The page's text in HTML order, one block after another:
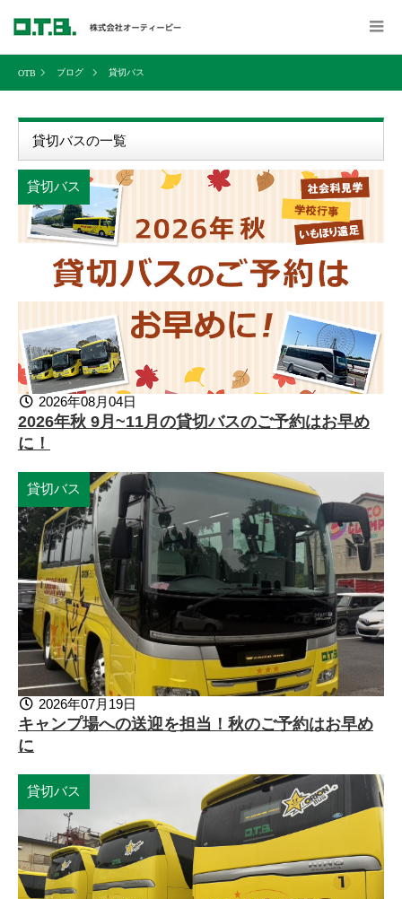
ブログ 貸切バス
貸切バスの一覧
貸切バス
2026年08月04日
2026年秋 9月~11月の貸切バスのご予約はお早め
に！
貸切バス
2026年07月19日
キャンプ場への送迎を担当！秋のご予約はお早め
に
貸切バス